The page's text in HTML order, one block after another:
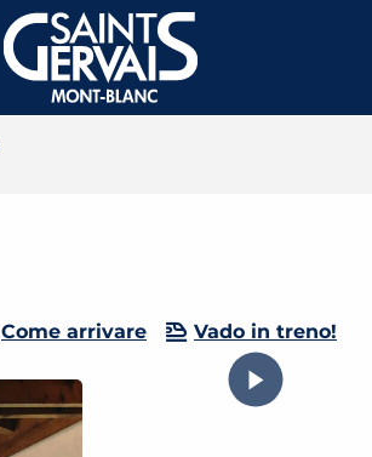
Come arrivare Vado in treno!